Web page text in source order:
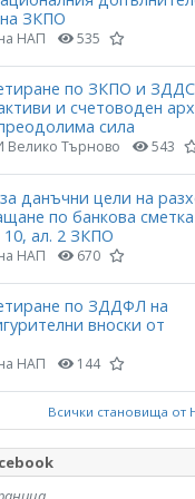
ЗКПО
НАП 535
по ЗКПО и
и счетоводен
сила
Велико Търново 543
данъчни цели на
по банкова
10, ал. 2 ЗКПО
НАП 670
по ЗДДФЛ на
вноски от
НАП 144
Всички становища от